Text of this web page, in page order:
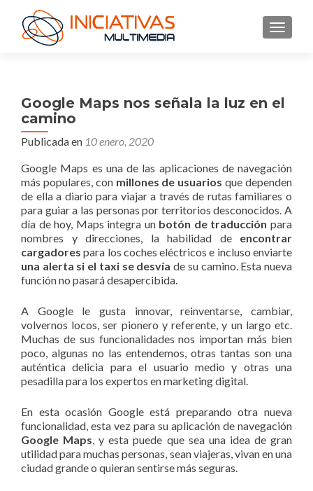
Google Maps nos señala la luz en el
camino
Publicada en 10 enero, 2020
Google Maps es una de las aplicaciones de navegación
más populares, con millones de usuarios que dependen
de ella a diario para viajar a través de rutas familiares o
para guiar a las personas por territorios desconocidos. A
día de hoy, Maps integra un botón de traducción para
nombres y direcciones, la habilidad de encontrar
cargadores para los coches eléctricos e incluso enviarte
una alerta si el taxi se desvía de su camino. Esta nueva
función no pasará desapercibida.
A Google le gusta innovar, reinventarse, cambiar,
volvernos locos, ser pionero y referente, y un largo etc.
Muchas de sus funcionalidades nos importan más bien
poco, algunas no las entendemos, otras tantas son una
auténtica delicia para el usuario medio y otras una
pesadilla para los expertos en marketing digital.
En esta ocasión Google está preparando otra nueva
funcionalidad, esta vez para su aplicación de navegación
Google Maps, y esta puede que sea una idea de gran
utilidad para muchas personas, sean viajeras, vivan en una
ciudad grande o quieran sentirse más seguras.